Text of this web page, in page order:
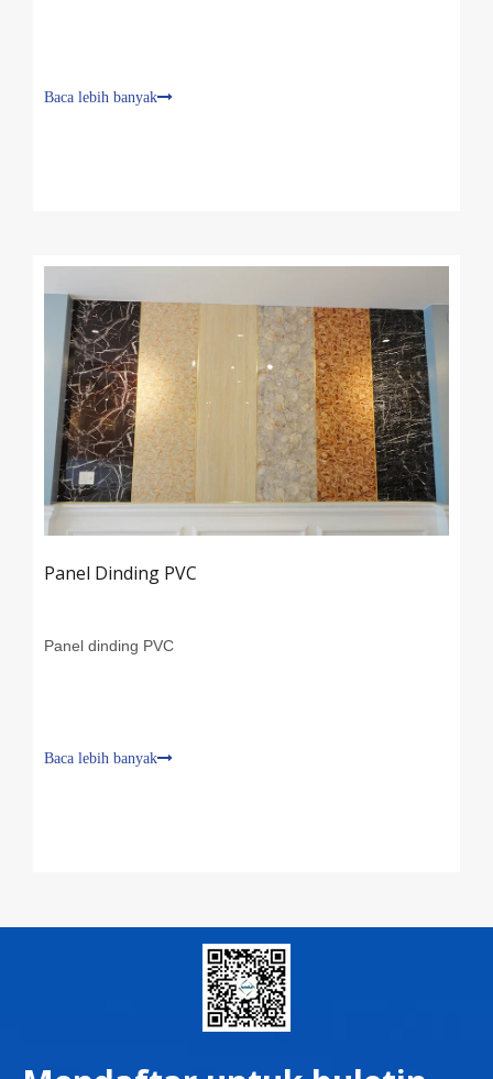
Baca lebih banyak
Panel Dinding PVC
Panel dinding PVC
Baca lebih banyak